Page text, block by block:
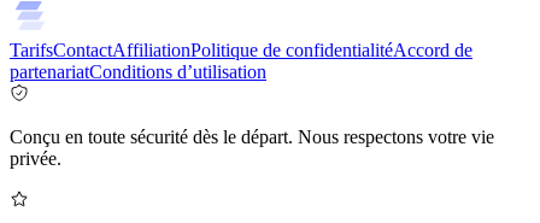
TarifsContactAffiliationPolitique de confidentialitéAccord de
partenariatConditions d’utilisation
Conçu en toute sécurité dès le départ. Nous respectons votre vie
privée.